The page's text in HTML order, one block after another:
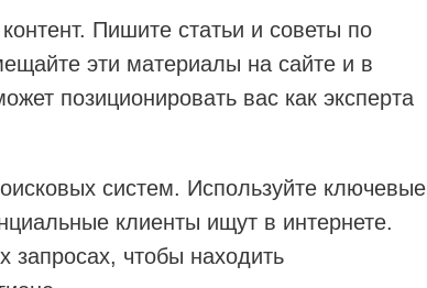
Пишите статьи и советы по
эти материалы на сайте и в
позиционировать вас как эксперта
систем. Используйте ключевые
клиенты ищут в интернете.
запросах, чтобы находить